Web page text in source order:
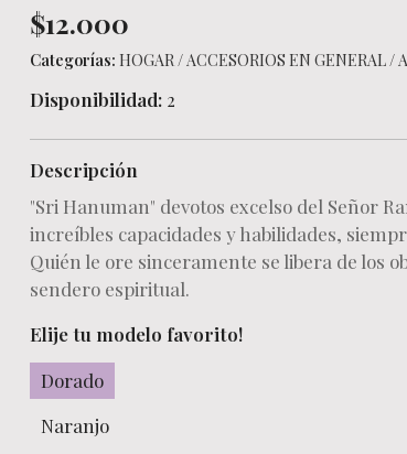
$12.000
Categorías: HOGAR/ACCESORIOS EN GENERAL/
Disponibilidad: 2
Descripción
"Sri Hanuman" devotos excelso del Señor
increíbles capacidades y habilidades,
Quién le ore sinceramente se libera de los
sendero espiritual.
Elije tu modelo favorito!
Dorado
Naranjo